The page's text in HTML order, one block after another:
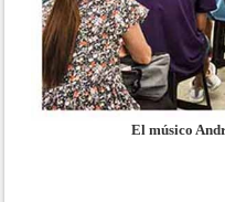
El músico